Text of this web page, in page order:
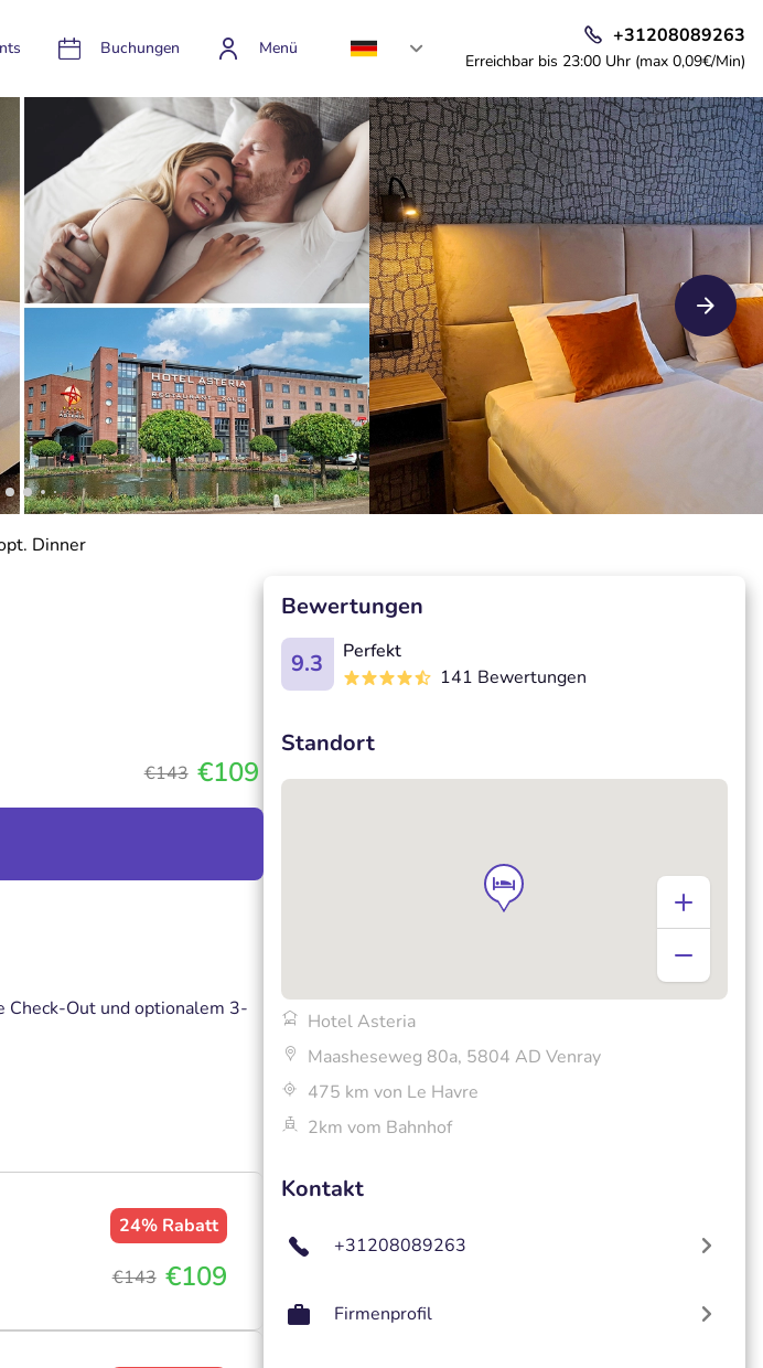
Buchungen Menü
+31208089263
Erreichbar bis 23:00 Uhr (max 0,09€/Min)
Dinner
€143 €109
Check-Out und optionalem 3-
24% Rabatt
€143 €109
Bewertungen
9.3
Perfekt
141 Bewertungen
Standort
Hotel Asteria
Maasheseweg 80a, 5804 AD Venray
475 km von Le Havre
2km vom Bahnhof
Kontakt
+31208089263
Firmenprofil